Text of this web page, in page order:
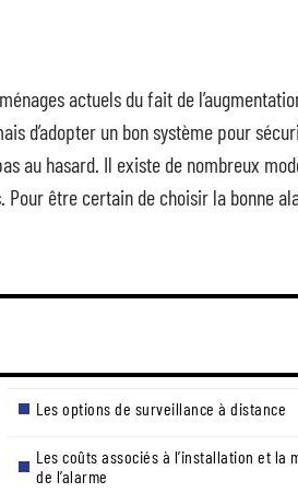
actuels du fait de
d’adopter un bon système pour
au hasard. Il existe de nombreux
être certain de choisir la bonne
Les options de surveillance à distance
Les coûts associés à l’installation et la
de l’alarme